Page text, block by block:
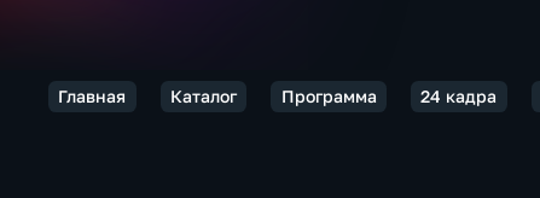
Главная Каталог Программа 24 кадра